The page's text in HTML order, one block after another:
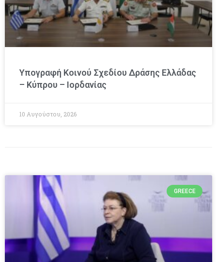
Υπογραφή Κοινού Σχεδίου Δράσης Ελλάδας
– Κύπρου – Ιορδανίας
10 Αυγούστου, 2026
GREECE